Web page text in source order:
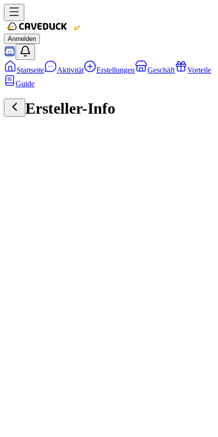
Anmelden
Startseite Aktivität Erstellungen Geschäft
Vorteile
Guide
Ersteller-Info